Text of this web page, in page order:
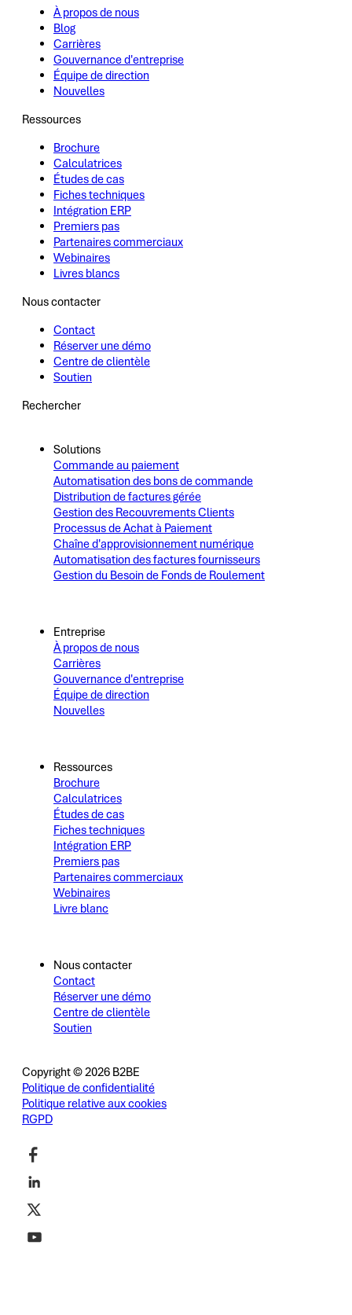
À propos de nous
Blog
Carrières
Gouvernance d'entreprise
Équipe de direction
Nouvelles
Ressources
Brochure
Calculatrices
Études de cas
Fiches techniques
Intégration ERP
Premiers pas
Partenaires commerciaux
Webinaires
Livres blancs
Nous contacter
Contact
Réserver une démo
Centre de clientèle
Soutien
Rechercher
Solutions
Commande au paiement
Automatisation des bons de commande
Distribution de factures gérée
Gestion des Recouvrements Clients
Processus de Achat à Paiement
Chaîne d'approvisionnement numérique
Automatisation des factures fournisseurs
Gestion du Besoin de Fonds de Roulement
Entreprise
À propos de nous
Carrières
Gouvernance d'entreprise
Équipe de direction
Nouvelles
Ressources
Brochure
Calculatrices
Études de cas
Fiches techniques
Intégration ERP
Premiers pas
Partenaires commerciaux
Webinaires
Livre blanc
Nous contacter
Contact
Réserver une démo
Centre de clientèle
Soutien
Copyright © 2026 B2BE
Politique de confidentialité
Politique relative aux cookies
RGPD